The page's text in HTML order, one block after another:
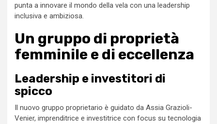
punta a innovare il mondo della vela con una leadership
inclusiva e ambiziosa.
Un gruppo di proprietà
femminile e di eccellenza
Leadership e investitori di
spicco
Il nuovo gruppo proprietario è guidato da Assia Grazioli-
Venier, imprenditrice e investitrice con focus su tecnologia